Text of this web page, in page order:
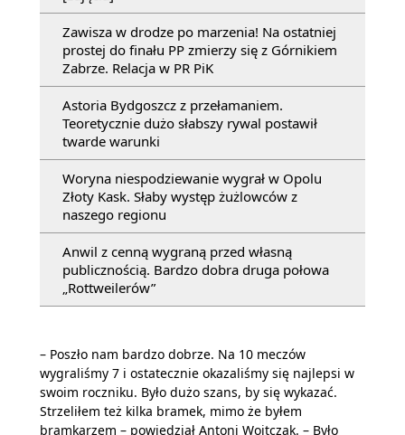
Zawisza w drodze po marzenia! Na ostatniej
prostej do finału PP zmierzy się z Górnikiem
Zabrze. Relacja w PR PiK
Astoria Bydgoszcz z przełamaniem.
Teoretycznie dużo słabszy rywal postawił
twarde warunki
Woryna niespodziewanie wygrał w Opolu
Złoty Kask. Słaby występ żużlowców z
naszego regionu
Anwil z cenną wygraną przed własną
publicznością. Bardzo dobra druga połowa
„Rottweilerów”
– Poszło nam bardzo dobrze. Na 10 meczów
wygraliśmy 7 i ostatecznie okazaliśmy się najlepsi w
swoim roczniku. Było dużo szans, by się wykazać.
Strzeliłem też kilka bramek, mimo że byłem
bramkarzem – powiedział Antoni Wojtczak. – Było